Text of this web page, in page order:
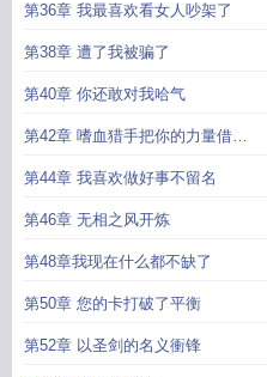
第36章 我最喜欢看女人吵架了
第38章 遭了我被骗了
第40章 你还敢对我哈气
第42章 嗜血猎手把你的力量借给
我
第44章 我喜欢做好事不留名
第46章 无相之风开炼
第48章我现在什么都不缺了
第50章 您的卡打破了平衡
第52章 以圣剑的名义衝锋